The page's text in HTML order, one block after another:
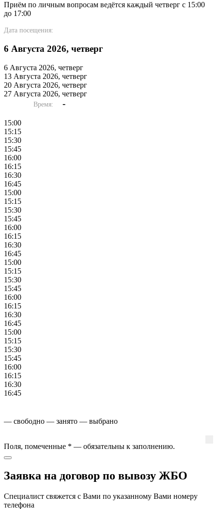
Приём по личным вопросам ведётся каждый четверг с 15:00
до 17:00
Дата посещения:
6 Августа 2026, четверг
6 Августа 2026, четверг
13 Августа 2026, четверг
20 Августа 2026, четверг
27 Августа 2026, четверг
Время: -
15:00
15:15
15:30
15:45
16:00
16:15
16:30
16:45
15:00
15:15
15:30
15:45
16:00
16:15
16:30
16:45
15:00
15:15
15:30
15:45
16:00
16:15
16:30
16:45
15:00
15:15
15:30
15:45
16:00
16:15
16:30
16:45
— свободно — занято — выбрано
Поля, помеченные * — обязательны к заполнению.
Заявка на договор по вывозу ЖБО
Специалист свяжется с Вами по указанному Вами номеру
телефона